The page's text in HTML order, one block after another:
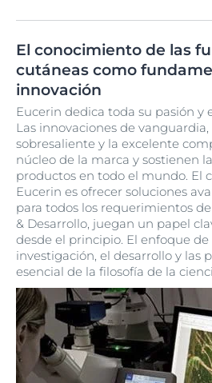
El conocimiento de las
cutáneas como
innovación
Eucerin dedica toda su pasión y
Las innovaciones de
sobresaliente y la excelente
núcleo de la marca y sostienen
productos en todo el mundo. El
Eucerin es ofrecer soluciones
para todos los requerimientos
& Desarrollo, juegan un papel
desde el principio. El enfoque de
investigación, el desarrollo y las
esencial de la filosofía de la